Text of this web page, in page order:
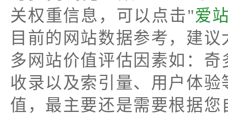
关权重信息，可以点击"爱
目前的网站数据参考，建
多网站价值评估因素如：
收录以及索引量、用户体
值，最主要还是需要根据